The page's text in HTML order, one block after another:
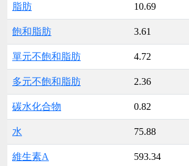
脂肪 10.69
飽和脂肪 3.61
單元不飽和脂肪 4.72
多元不飽和脂肪 2.36
碳水化合物 0.82
水 75.88
維生素A 593.34